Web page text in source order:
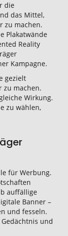
die
das Mittel,
zu machen.
Plakatwände
Reality
Kampagne.
gezielt
zu machen.
Wirkung.
zu wählen,
für Werbung.
auffällige
Banner –
und fesseln.
und